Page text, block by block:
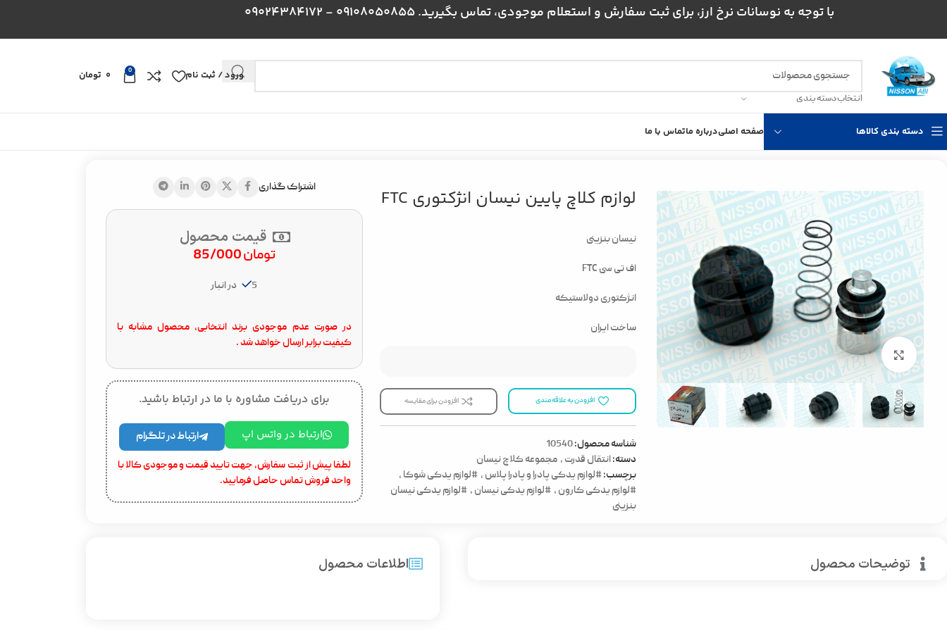
با توجه به نوسانات نرخ ارز، برای ثبت سفارش و استعلام موجودی، تماس بگیرید. 09108050855 - 09024384172
انتخاب دسته بندی
ورود / ثبت نام 0 تومان
دسته بندی کالاها صفحه اصلیدرباره ماتماس با ما
بزرگنمایی تصویر
لوازم کلاچ پایین نیسان انژکتوری FTC
نیسان بنزینی
اف تی سی FTC
انژکتوری دولاستیکه
ساخت ایران
افزودن به علاقه مندی افزودن برای مقایسه
شناسه محصول:10540
دسته:انتقال قدرت , مجموعه کلاچ نیسان
برچسب:#لوازم یدکی پادرا و پادرا پلاس , #لوازم یدکی شوکا ,
#لوازم یدکی کارون , #لوازم یدکی نیسان , #لوازم یدکی نیسان
بنزینی
اشتراک گذاری
قیمت محصول
تومان
5 در انبار
در صورت عدم موجودی برند انتخابی، محصول مشابه با
کیفیت برابر ارسال خواهد شد .
برای دریافت مشاوره با ما در ارتباط باشید.
ارتباط در واتس اپ ارتباط در تلگرام
لطفا پیش از ثبت سفارش، جهت تایید قیمت و موجودی کالا با
واحد فروش تماس حاصل فرمایید.
توضیحات محصول اطلاعات محصول